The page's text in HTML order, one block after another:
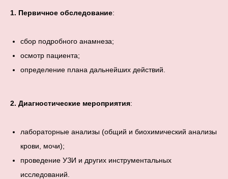
1. Первичное обследование:
сбор подробного анамнеза;
осмотр пациента;
определение плана дальнейших действий.
2. Диагностические мероприятия:
лабораторные анализы (общий и биохимический анализы
крови, мочи);
проведение УЗИ и других инструментальных
исследований.